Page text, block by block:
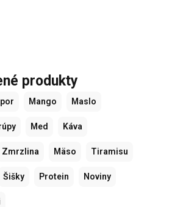
produkty
Mango Maslo
Med Káva
Zmrzlina Mäso Tiramisu
Šišky Protein Noviny